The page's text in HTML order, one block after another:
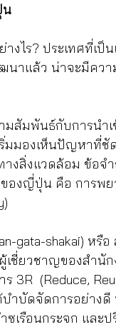
น
งไร? ประเทศที่เ
นาแล้ว น่าจะมีคว
มพันธ์กับการนำเ
มองเห็นปัญหาที่ชั
างสิ่งแวดล้อม ข้อ
องญี่ปุ่น คือ การพ
gata-shakai) หรื
เชี่ยวชาญของสำ
3R  (Reduce,
ำบัดจัดการอย่าง
เรือนกระจก และ